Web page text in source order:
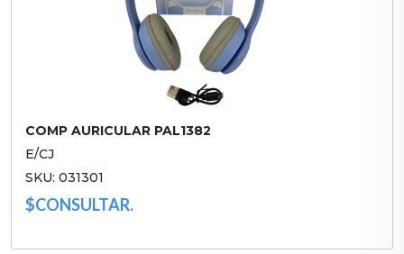
COMP AURICULAR PAL1382
E/CJ
SKU: 031301
$CONSULTAR.